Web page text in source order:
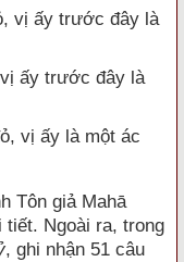
vị ấy trước đây là
ấy trước đây là
vị ấy là một ác
Tôn giả Mahā
tiết. Ngoài ra, trong
, ghi nhận 51 câu